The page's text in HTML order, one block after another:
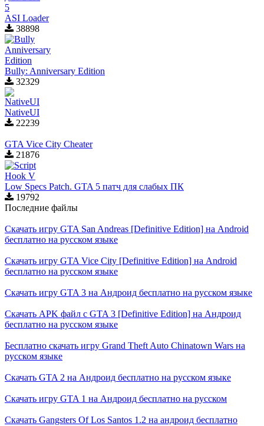
ASI Loader
38898
Bully: Anniversary Edition
32329
NativeUI
22239
GTA Vice City Cheater
21876
Low Specs Patch. GTA 5 патч для слабых ПК
19792
Последние файлы
Скачать игру GTA San Andreas [Definitive Edition] на Android
бесплатно на русском языке
Скачать игру GTA Vice City [Definitive Edition] на Android
бесплатно на русском языке
Скачать игру GTA 3 на Андроид бесплатно на русском языке
Скачать APK файл с GTA 3 [Definitive Edition] на Андроид
бесплатно на русском языке
Бесплатно скачать игру Grand Theft Auto Chinatown Wars на
русском языке
Скачать GTA 2 на Андроид бесплатно на русском языке
Скачать игру GTA 1 на Андроид бесплатно на русском
Скачать Gangsters Of Los Santos 1.2 на андроид бесплатно